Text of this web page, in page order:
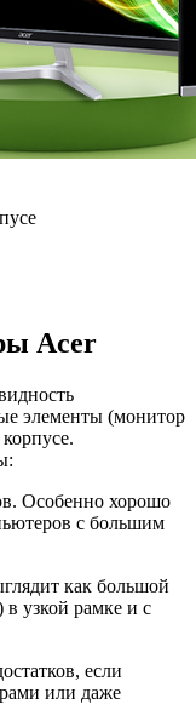
Acer
элементы (монитор
Особенно хорошо
с большим
как большой
узкой рамке и с
если
или даже